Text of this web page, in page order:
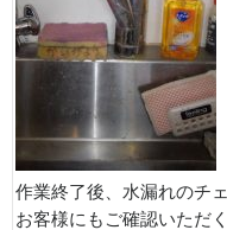
作業終了後、水漏れのチ
お客様にもご確認いただ